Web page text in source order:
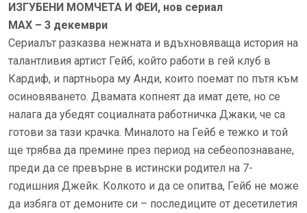
ИЗГУБЕНИ МОМЧЕТА И ФЕИ, нов сериал
MAX – 3 декември
Сериалът разказва нежната и вдъхновяваща история на
талантливия артист Гейб, който работи в гей клуб в
Кардиф, и партньора му Анди, които поемат по пътя към
осиновяването. Двамата копнеят да имат дете, но се
налага да убедят социалната работничка Джаки, че са
готови за тази крачка. Миналото на Гейб е тежко и той
ще трябва да премине през период на себеопознаване,
преди да се превърне в истински родител на 7-
годишния Джейк. Колкото и да се опитва, Гейб не може
да избяга от демоните си – последиците от десетилетия